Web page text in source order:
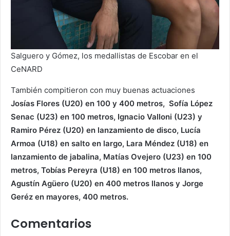
Salguero y Gómez, los medallistas de Escobar en el
CeNARD
También compitieron con muy buenas actuaciones
Josías Flores (U20) en 100 y 400 metros, Sofía López
Senac (U23) en 100 metros, Ignacio Valloni (U23) y
Ramiro Pérez (U20) en lanzamiento de disco, Lucía
Armoa (U18) en salto en largo, Lara Méndez (U18) en
lanzamiento de jabalina, Matías Ovejero (U23) en 100
metros, Tobías Pereyra (U18) en 100 metros llanos,
Agustín Agüero (U20) en 400 metros llanos y Jorge
Geréz en mayores, 400 metros.
Comentarios